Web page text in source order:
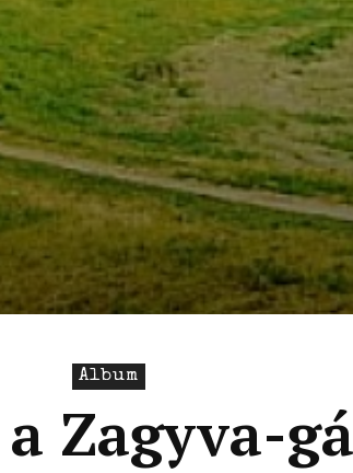
Album
Zagyva-